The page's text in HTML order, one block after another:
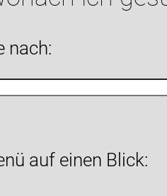
nach:
auf einen Blick: